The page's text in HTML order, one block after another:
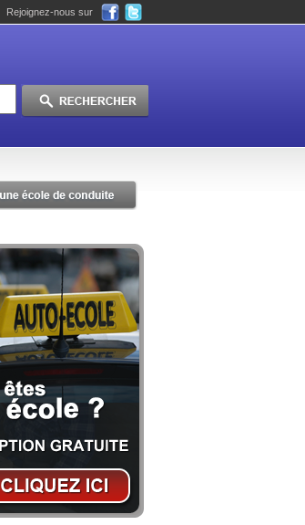
Rejoignez-nous sur